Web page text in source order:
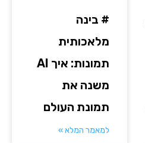
# בינה
מלאכותית
תמונות: איך AI
משנה את
תמונת העולם
למאמר המלא »